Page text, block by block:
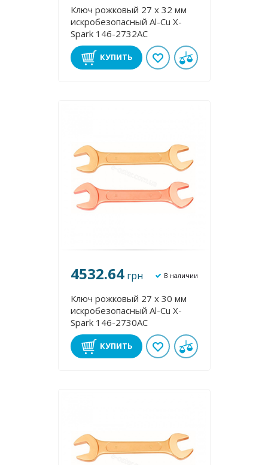
Ключ рожковый 27 х 32 мм
искробезопасный Al-Cu X-
Spark 146-2732AC
КУПИТЬ
4532.64 грн В наличии
Ключ рожковый 27 х 30 мм
искробезопасный Al-Cu X-
Spark 146-2730AC
КУПИТЬ